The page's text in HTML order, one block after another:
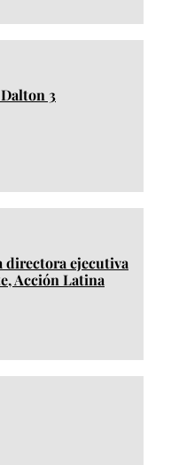
3
directora ejecutiva
Acción Latina